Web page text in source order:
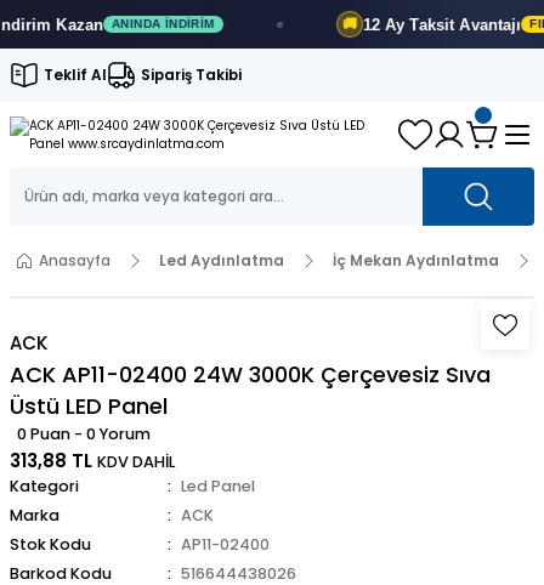
Kazan ANINDA İNDIRIM 🚚 12 AyTaksit Avantajı
Teklif Al Sipariş Takibi
Anasayfa Led Aydınlatma İç Mekan Aydınlatma
ACK
ACK AP11-02400 24W 3000K Çerçevesiz Sıva
Üstü LED Panel
0 Puan - 0 Yorum
313,88 TL KDV DAHİL
Kategori
Led Panel
Marka
ACK
Stok Kodu
AP11-02400
Barkod Kodu
516644438026